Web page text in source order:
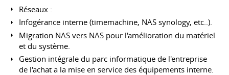
Réseaux :
Infogérance interne (timemachine, NAS synology, etc..).
Migration NAS vers NAS pour l'amélioration du matériel
et du système.
Gestion intégrale du parc informatique de l'entreprise
de l'achat a la mise en service des équipements interne.